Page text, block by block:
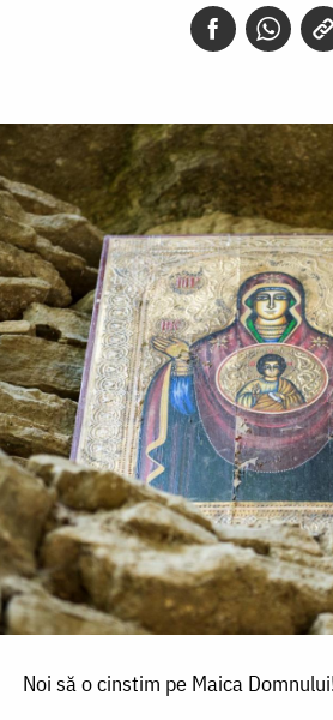
Noi să o cinstim pe Maica